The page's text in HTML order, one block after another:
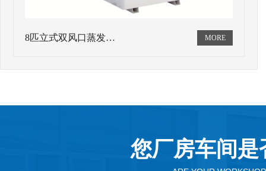
8匹立式双风口蒸发…
您厂房车间